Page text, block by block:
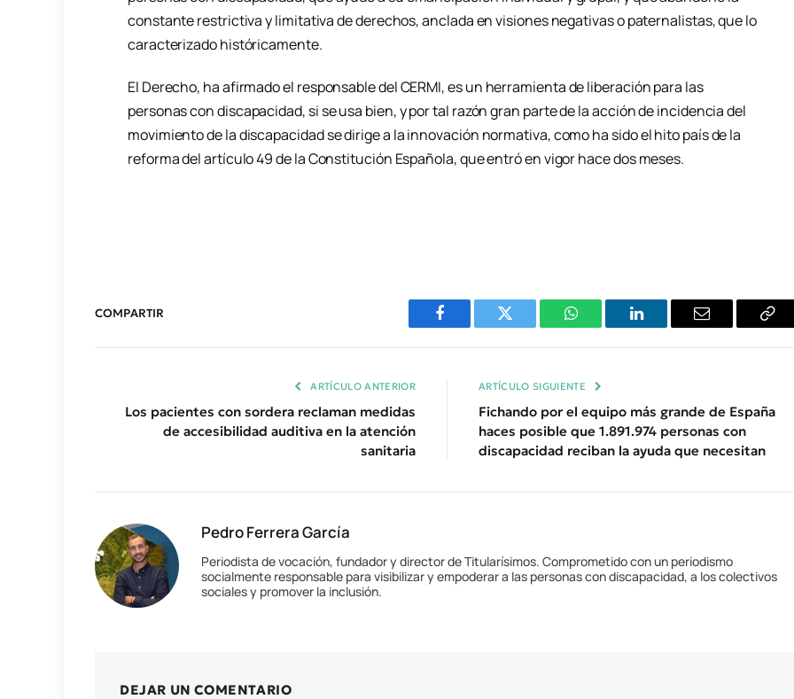
constante restrictiva y limitativa de derechos, anclada en visiones negativas o paternalistas, que lo
caracterizado históricamente.
El Derecho, ha afirmado el responsable del CERMI, es un herramienta de liberación para las
personas con discapacidad, si se usa bien, y por tal razón gran parte de la acción de incidencia del
movimiento de la discapacidad se dirige a la innovación normativa, como ha sido el hito país de la
reforma del artículo 49 de la Constitución Española, que entró en vigor hace dos meses.
COMPARTIR
Facebook Twitter WhatsAppLinkedIn Email
ARTÍCULO ANTERIOR
Los pacientes con sordera reclaman medidas
de accesibilidad auditiva en la atención
sanitaria
ARTÍCULO SIGUIENTE
Fichando por el equipo más grande de España
haces posible que 1.891.974 personas con
discapacidad reciban la ayuda que necesitan
Pedro Ferrera García
Periodista de vocación, fundador y director de Titularísimos. Comprometido con un periodismo
socialmente responsable para visibilizar y empoderar a las personas con discapacidad, a los colectivos
sociales y promover la inclusión.
DEJAR UN COMENTARIO